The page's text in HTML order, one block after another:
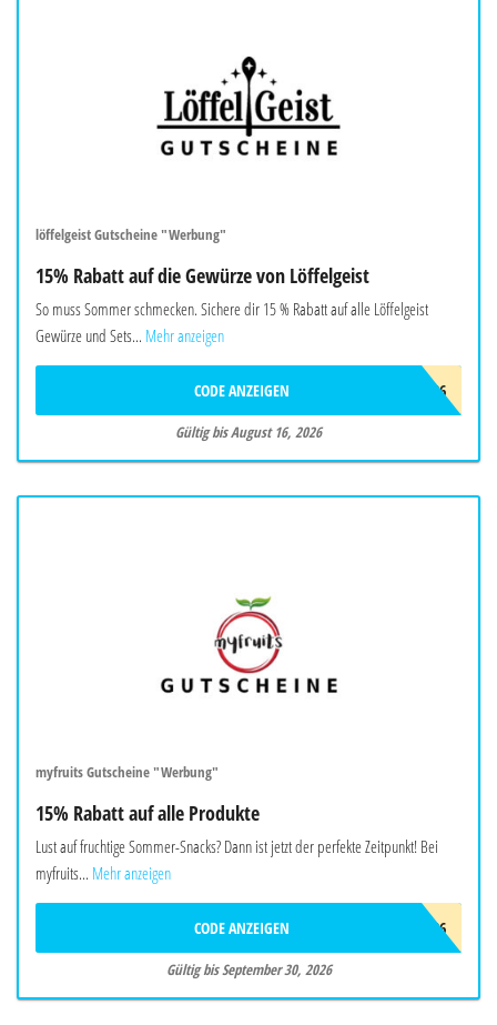
löffelgeist Gutscheine "Werbung"
15% Rabatt auf die Gewürze von Löffelgeist
So muss Sommer schmecken. Sichere dir 15 % Rabatt auf alle Löffelgeist
Gewürze und Sets... Mehr anzeigen
FREUNDE26
CODE ANZEIGEN
Gültig bis August 16, 2026
myfruits Gutscheine "Werbung"
15% Rabatt auf alle Produkte
Lust auf fruchtige Sommer-Snacks? Dann ist jetzt der perfekte Zeitpunkt! Bei
myfruits... Mehr anzeigen
SOMMER26
CODE ANZEIGEN
Gültig bis September 30, 2026